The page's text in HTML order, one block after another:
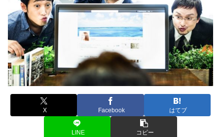
X Facebook はてブ
LINE コピー